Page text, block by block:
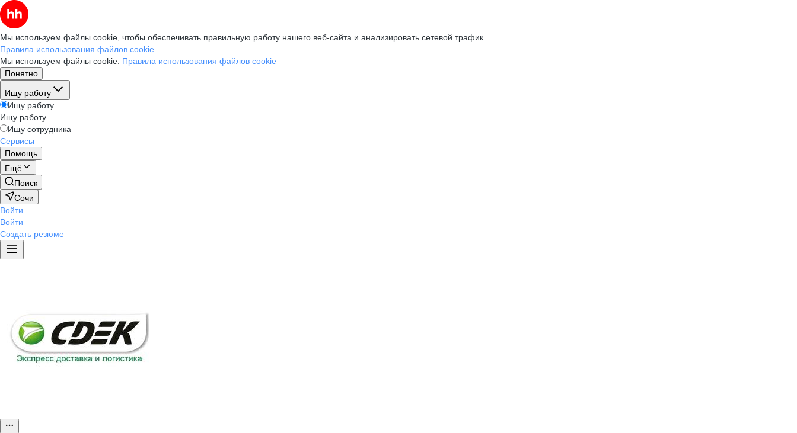
Мы используем файлы cookie, чтобы обеспечивать правильную работу нашего веб-сайта и анализировать сетевой трафик.
Правила использования файлов cookie
Мы используем файлы cookie. Правила использования файлов cookie
Понятно
Ищу работу
Ищу работу
Ищу работу
Ищу сотрудника
Сервисы
Помощь
Ещё
Поиск
Сочи
Войти
Войти
Создать резюме